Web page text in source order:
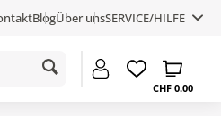
BlogÜber unsSERVICE/HILFE
CHF 0.00